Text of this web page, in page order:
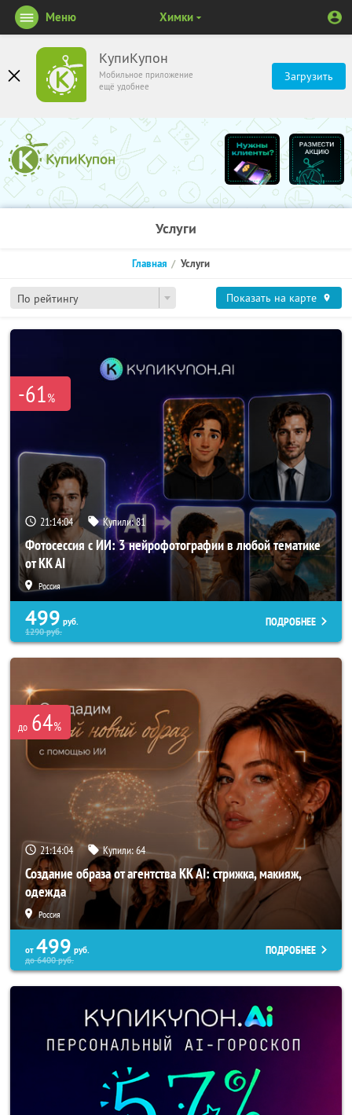
КупиКупон
Мобильное приложение
ещё удобнее
Загрузить
Меню Химки
Услуги
По рейтингу
Главная Услуги
Показать на карте
-61%
21:14:02 Купили:81
Фотосессия с ИИ: 3 нейрофотографии в любой тематике
от KK AI
Россия
499 руб.
1290руб.
ПОДРОБНЕЕ
до 64%
21:14:02 Купили:64
Создание образа от агентства KK AI: стрижка, макияж,
одежда
Россия
от 499 руб.
до6400руб.
ПОДРОБНЕЕ